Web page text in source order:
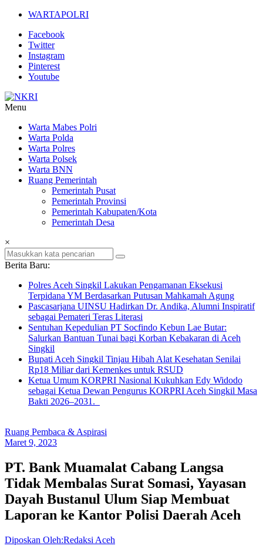
Lompat
konten
WARTAPOLRI
Facebook
Twitter
Instagram
Pinterest
Youtube
Jurnalisme
Positif
Menu
Warta Mabes Polri
Warta Polda
Warta Polres
Warta Polsek
Warta BNN
Ruang Pemerintah
Pemerintah Pusat
Pemerintah Provinsi
Pemerintah Kabupaten/Kota
Pemerintah Desa
×
Berita Baru:
Polres Aceh Singkil Lakukan Pengamanan Eksekusi
Terpidana YM Berdasarkan Putusan Mahkamah Agung
Pascasarjana UINSU Hadirkan Dr. Andika, Alumni Inspiratif
sebagai Pemateri Teras Literasi
Sentuhan Kepedulian PT Socfindo Kebun Lae Butar:
Salurkan Bantuan Tunai bagi Korban Kebakaran di Aceh
Singkil
Bupati Aceh Singkil Tinjau Hibah Alat Kesehatan Senilai
Rp18 Miliar dari Kemenkes untuk RSUD
Ketua Umum KORPRI Nasional Kukuhkan Edy Widodo
sebagai Ketua Dewan Pengurus KORPRI Aceh Singkil Masa
Bakti 2026–2031.
Ruang Pembaca & Aspirasi
Maret 9, 2023
PT. Bank Muamalat Cabang Langsa
Tidak Membalas Surat Somasi, Yayasan
Dayah Bustanul Ulum Siap Membuat
Laporan ke Kantor Polisi Daerah Aceh
Diposkan Oleh:Redaksi Aceh